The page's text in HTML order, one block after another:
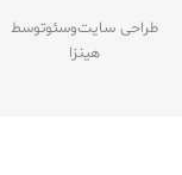
طراحی سایتوسئوتوسط
هینزا